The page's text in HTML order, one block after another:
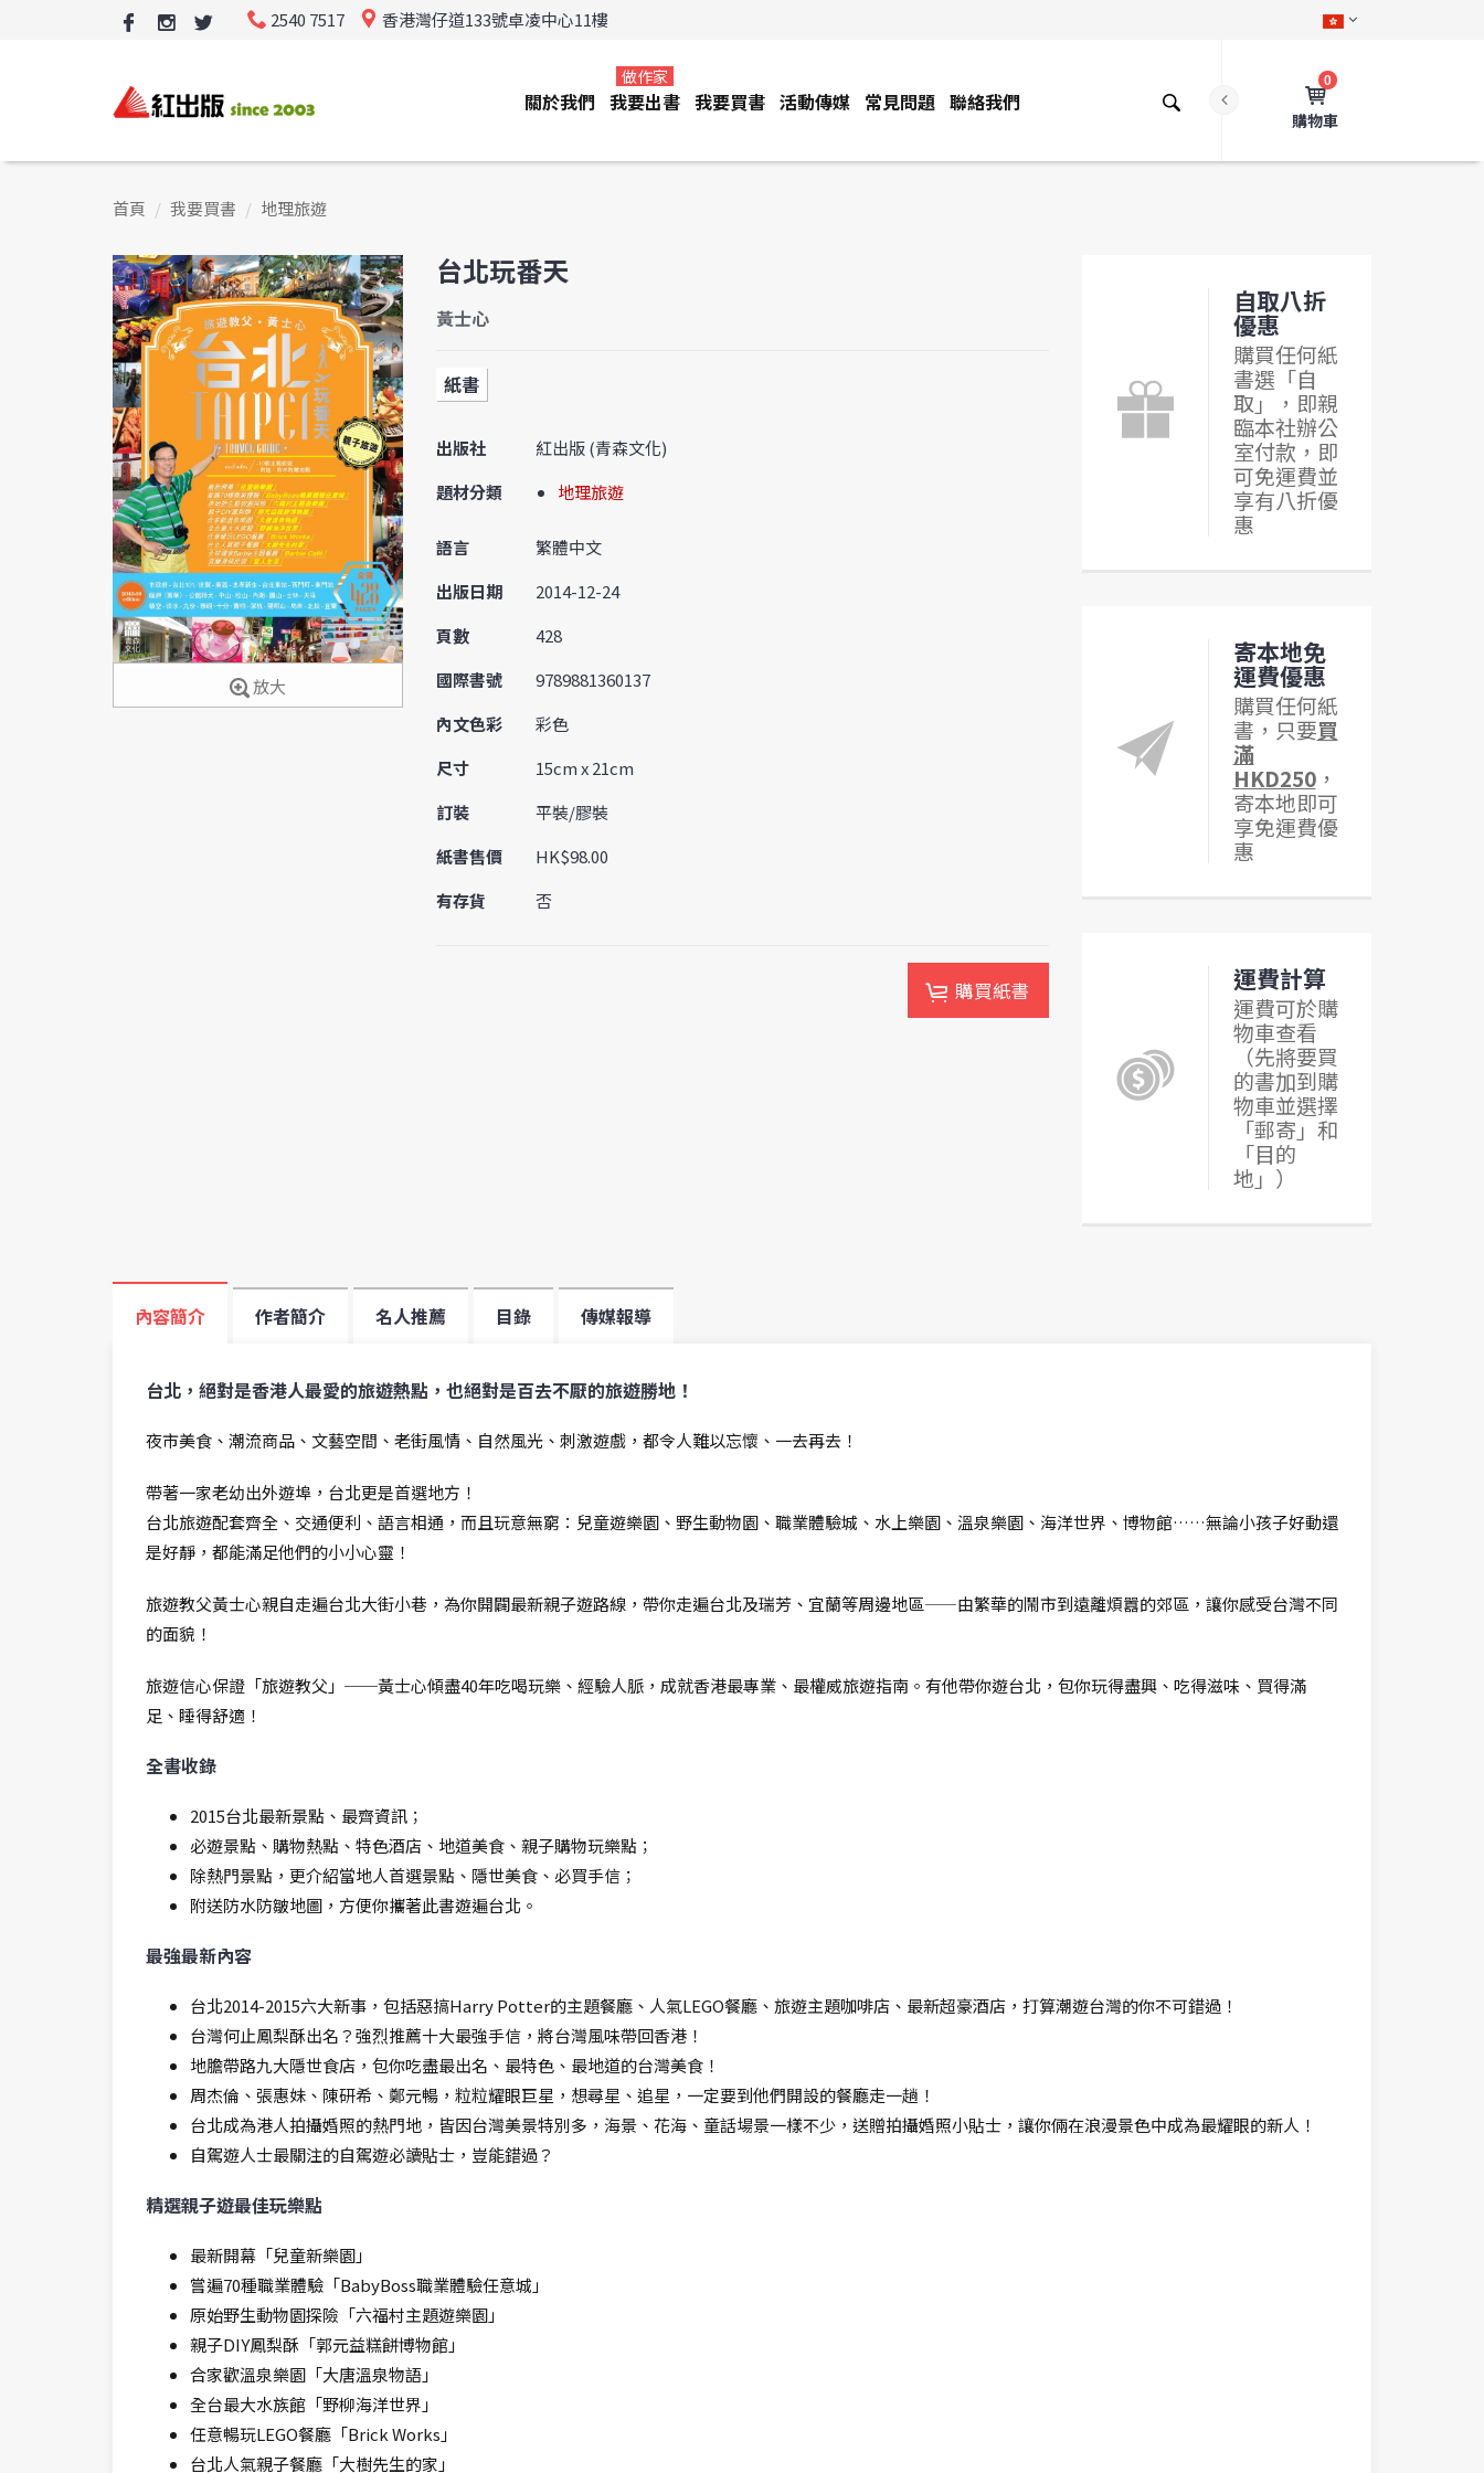
2540 7517 香港灣仔道133號卓凌中心11樓
0
購物車
關於我們 我要出書
做作家
我要買書 活動傳媒 常見問題 聯絡我們
首頁 我要買書 地理旅遊
放大
台北玩番天
黃士心
紙書
出版社
紅出版 (青森文化)
題材分類
地理旅遊
語言
繁體中文
出版日期
2014-12-24
頁數
428
國際書號
9789881360137
內文色彩
彩色
尺寸
15cm x 21cm
訂裝
平裝/膠裝
紙書售價
HK$98.00
有存貨
否
購買紙書
自取八折
優惠
購買任何紙
書選「自
取」，即親
臨本社辦公
室付款，即
可免運費並
享有八折優
惠
寄本地免
運費優惠
購買任何紙
書，只要買
滿
HKD250，
寄本地即可
享免運費優
惠
運費計算
運費可於購
物車查看
（先將要買
的書加到購
物車並選擇
「郵寄」和
「目的
地」）
內容簡介 作者簡介 名人推薦 目錄 傳媒報導
台北，絕對是香港人最愛的旅遊熱點，也絕對是百去不厭的旅遊勝地！
夜市美食、潮流商品、文藝空間、老街風情、自然風光、刺激遊戲，都令人難以忘懷、一去再去！
帶著一家老幼出外遊埠，台北更是首選地方！
台北旅遊配套齊全、交通便利、語言相通，而且玩意無窮：兒童遊樂園、野生動物園、職業體驗城、水上樂園、溫泉樂園、海洋世界、博物館……無論小孩子好動還
是好靜，都能滿足他們的小小心靈！
旅遊教父黃士心親自走遍台北大街小巷，為你開闢最新親子遊路線，帶你走遍台北及瑞芳、宜蘭等周邊地區——由繁華的鬧市到遠離煩囂的郊區，讓你感受台灣不同
的面貌！
旅遊信心保證「旅遊教父」──黃士心傾盡40年吃喝玩樂、經驗人脈，成就香港最專業、最權威旅遊指南。有他帶你遊台北，包你玩得盡興、吃得滋味、買得滿
足、睡得舒適！
全書收錄
2015台北最新景點、最齊資訊；
必遊景點、購物熱點、特色酒店、地道美食、親子購物玩樂點；
除熱門景點，更介紹當地人首選景點、隱世美食、必買手信；
附送防水防皺地圖，方便你攜著此書遊遍台北。
最強最新內容
台北2014-2015六大新事，包括惡搞Harry Potter的主題餐廳、人氣LEGO餐廳、旅遊主題咖啡店、最新超豪酒店，打算潮遊台灣的你不可錯過！
台灣何止鳳梨酥出名？強烈推薦十大最強手信，將台灣風味帶回香港！
地膽帶路九大隱世食店，包你吃盡最出名、最特色、最地道的台灣美食！
周杰倫、張惠妹、陳研希、鄭元暢，粒粒耀眼巨星，想尋星、追星，一定要到他們開設的餐廳走一趟！
台北成為港人拍攝婚照的熱門地，皆因台灣美景特別多，海景、花海、童話場景一樣不少，送贈拍攝婚照小貼士，讓你倆在浪漫景色中成為最耀眼的新人！
自駕遊人士最關注的自駕遊必讀貼士，豈能錯過？
精選親子遊最佳玩樂點
最新開幕「兒童新樂園」
嘗遍70種職業體驗「BabyBoss職業體驗任意城」
原始野生動物園探險「六福村主題遊樂園」
親子DIY鳳梨酥「郭元益糕餅博物館」
合家歡溫泉樂園「大唐溫泉物語」
全台最大水族館「野柳海洋世界」
任意暢玩LEGO餐廳「Brick Works」
台北人氣親子餐廳「大樹先生的家」